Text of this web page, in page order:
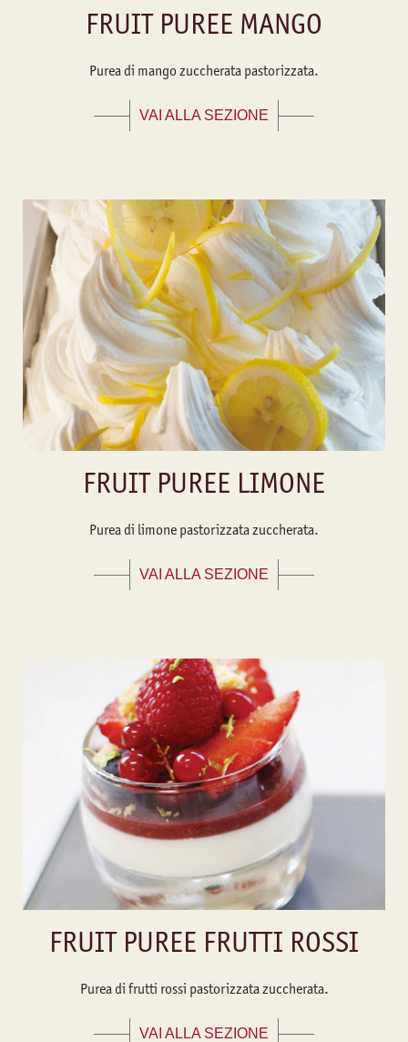
FRUIT PUREE MANGO
Purea di mango zuccherata pastorizzata.
VAI ALLA SEZIONE
FRUIT PUREE LIMONE
Purea di limone pastorizzata zuccherata.
VAI ALLA SEZIONE
FRUIT PUREE FRUTTI ROSSI
Purea di frutti rossi pastorizzata zuccherata.
VAI ALLA SEZIONE